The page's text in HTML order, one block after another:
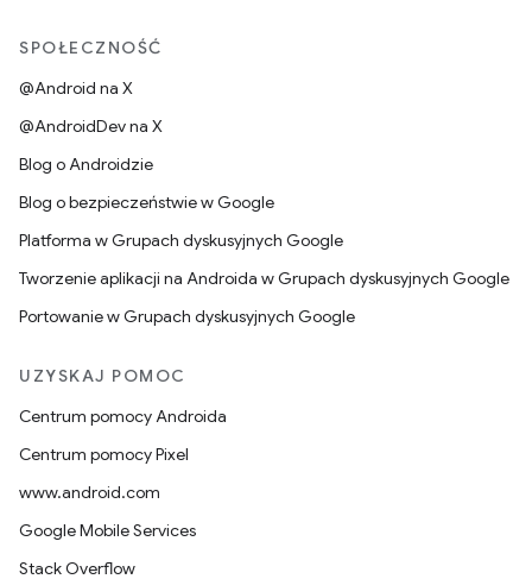
SPOŁECZNOŚĆ
@Android na X
@AndroidDev na X
Blog o Androidzie
Blog o bezpieczeństwie w Google
Platforma w Grupach dyskusyjnych Google
Tworzenie aplikacji na Androida w Grupach dyskusyjnych Google
Portowanie w Grupach dyskusyjnych Google
UZYSKAJ POMOC
Centrum pomocy Androida
Centrum pomocy Pixel
www.android.com
Google Mobile Services
Stack Overflow